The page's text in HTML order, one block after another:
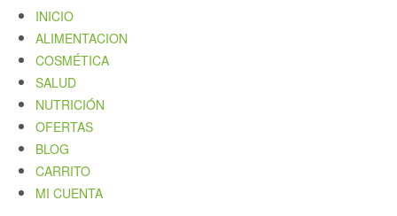
INICIO
ALIMENTACION
COSMÉTICA
SALUD
NUTRICIÓN
OFERTAS
BLOG
CARRITO
MI CUENTA